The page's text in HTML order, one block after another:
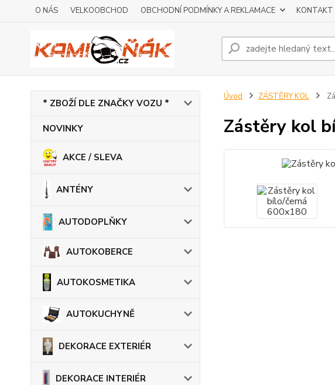
O NÁS VELKOOBCHOD OBCHODNÍ PODMÍNKY A REKLAMACE KONTAKT
* ZBOŽÍ DLE ZNAČKY VOZU *
NOVINKY
AKCE / SLEVA
ANTÉNY
AUTODOPLŇKY
AUTOKOBERCE
AUTOKOSMETIKA
AUTOKUCHYNĚ
DEKORACE EXTERIÉR
DEKORACE INTERIÉR
Úvod ZÁSTĚRY KOL
Zástěry kol